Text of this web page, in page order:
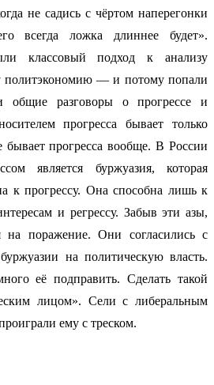
не садись с чёртом наперегонки
всегда ложка длиннее будет».
классовый подход к анализу
политэкономию — и потому попали
общие разговоры о прогрессе и
прогресса бывает только
прогресса вообще. В России
является буржуазия, которая
к прогрессу. Она способна лишь к
и регрессу. Забыв эти азы,
на поражение. Они согласились с
на политическую власть.
её подправить. Сделать такой
лицом». Сели с либеральным
ему с треском.